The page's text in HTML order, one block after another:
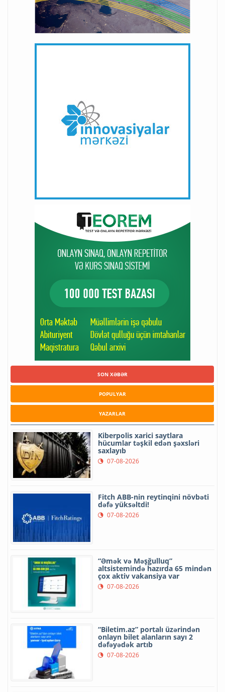
SON XƏBƏR
POPULYAR
YAZARLAR
Kiberpolis xarici saytlara
hücumlar təşkil edən şəxsləri
saxlayıb
07-08-2026
Fitch ABB-nin reytinqini növbəti
dəfə yüksəltdi!
07-08-2026
“Əmək və Məşğulluq”
altsistemində hazırda 65 mindən
çox aktiv vakansiya var
07-08-2026
“Biletim.az” portalı üzərindən
onlayn bilet alanların sayı 2
dəfəyədək artıb
07-08-2026